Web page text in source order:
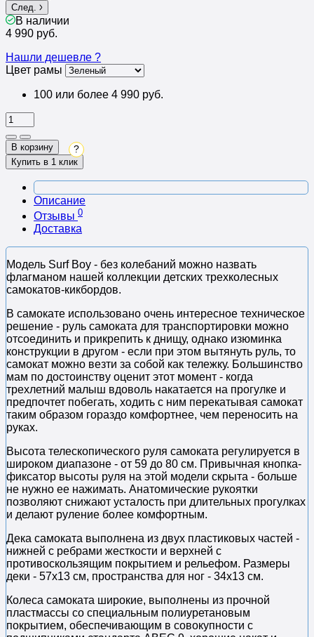
След.
В наличии
4 990 руб.
Нашли дешевле ?
Цвет рамы
100 или более 4 990 руб.
В корзину
Купить в 1 клик
?
Описание
Отзывы 0
Доставка
Модель Surf Boy - без колебаний можно назвать
флагманом нашей коллекции детских трехколесных
самокатов-кикбордов.
В самокате использовано очень интересное техническое
решение - руль самоката для транспортировки можно
отсоединить и прикрепить к днищу, однако изюминка
конструкции в другом - если при этом вытянуть руль, то
самокат можно везти за собой как тележку. Большинство
мам по достоинству оценит этот момент - когда
трехлетний малыш вдоволь накатается на прогулке и
предпочтет побегать, ходить с ним перекатывая самокат
таким образом гораздо комфортнее, чем переносить на
руках.
Высота телескопического руля самоката регулируется в
широком диапазоне - от 59 до 80 см. Привычная кнопка-
фиксатор высоты руля на этой модели скрыта - больше
не нужно ее нажимать. Анатомические рукоятки
позволяют снижают усталость при длительных прогулках
и делают руление более комфортным.
Дека самоката выполнена из двух пластиковых частей -
нижней с ребрами жесткости и верхней с
противоскользящим покрытием и рельефом. Размеры
деки - 57х13 см, пространства для ног - 34х13 см.
Колеса самоката широкие, выполнены из прочной
пластмассы со специальным полиуретановым
покрытием, обеспечивающим в совокупности с